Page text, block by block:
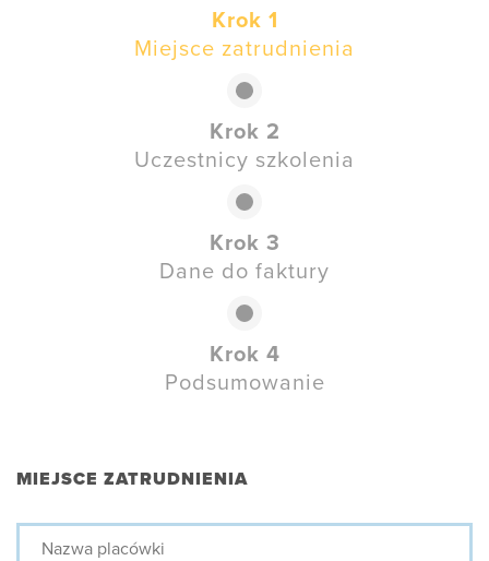
Krok 1
Miejsce zatrudnienia
Krok 2
Uczestnicy szkolenia
Krok 3
Dane do faktury
Krok 4
Podsumowanie
MIEJSCE ZATRUDNIENIA
Nazwa
placówki